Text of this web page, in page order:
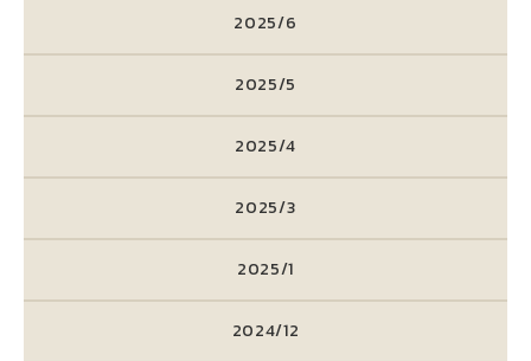
2025/6
2025/5
2025/4
2025/3
2025/1
2024/12